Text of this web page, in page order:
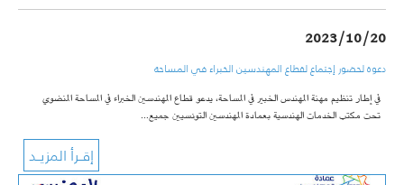
2023/10/20
دعوة لحضور إجتماع لقطاع المهندسين الخبراء في المساحة
في إطار تنظيم مهنة المهندس الخبير في المساحة، يدعو قطاع المهندسين الخبراء في المساحة المنضوي
تحت مكتب الخدمات الهندسية بعمادة المهندسين التونسيين جميع…